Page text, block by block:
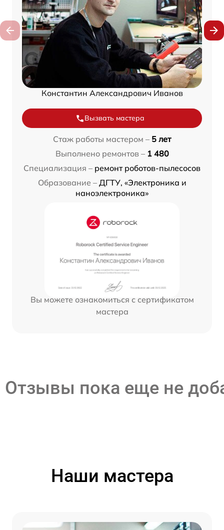
Константин Александрович Иванов
Вызвать мастера
Стаж работы мастером – 5 лет
Выполнено ремонтов – 1 480
Специализация – ремонт роботов-пылесосов
Образование – ДГТУ, «Электроника и
наноэлектроника»
Вы можете ознакомиться с сертификатом
мастера
Отзывы пока еще не
Наши мастера